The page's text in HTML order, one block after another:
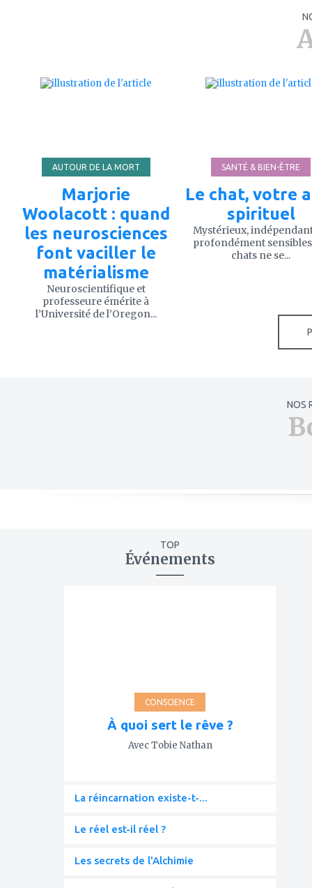
AUTOUR DE LA MORT
Marjorie
Woolacott : quand
les neurosciences
font vaciller le
matérialisme
Neuroscientifique et
professeure émérite à
l’Université de l’Oregon...
SANTÉ & BIEN-ÊTRE
Le chat, votre
spirituel
Mystérieux,
profondément
chats ne se...
NOS
TOP
Événements
CONSCIENCE
À quoi sert le rêve ?
Avec Tobie Nathan
La réincarnation existe-t-...
Le réel est-il réel ?
Les secrets de l'Alchimie